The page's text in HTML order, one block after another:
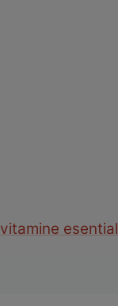
vitamine